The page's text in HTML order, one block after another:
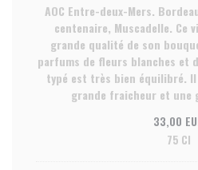
AOC Entre-deux-Mers.
centenaire, Muscadelle. Ce
grande qualité de son
parfums de fleurs blanches et
typé est très bien équilibré. Il
grande fraicheur et une
33,00
75 Cl